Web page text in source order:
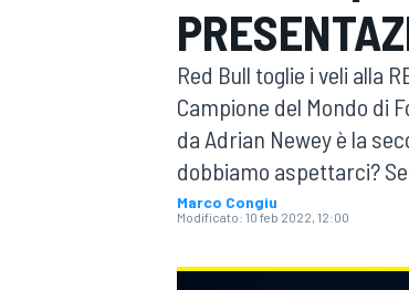
MOTOGP
WRC
Red Bull toglie i veli alla
Campione del Mondo di
da Adrian Newey è la
dobbiamo aspettarci?
Marco Congiu
Modificato: 10 feb 2022, 12:00